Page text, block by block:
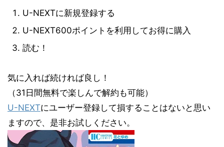
U-NEXTに新規登録する
U-NEXT600ポイントを利用してお得に購入
読む！
気に入れば続ければ良し！
（31日間無料で楽しんで解約も可能）
U-NEXTにユーザー登録して損することはないと思い
ますので、是非お試しください。